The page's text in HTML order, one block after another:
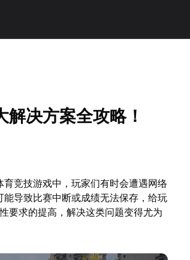
决方案全攻略！
竞技游戏中，玩家们有时会遭遇网络
导致比赛中断或成绩无法保存，给玩
要求的提高，解决这类问题变得尤为